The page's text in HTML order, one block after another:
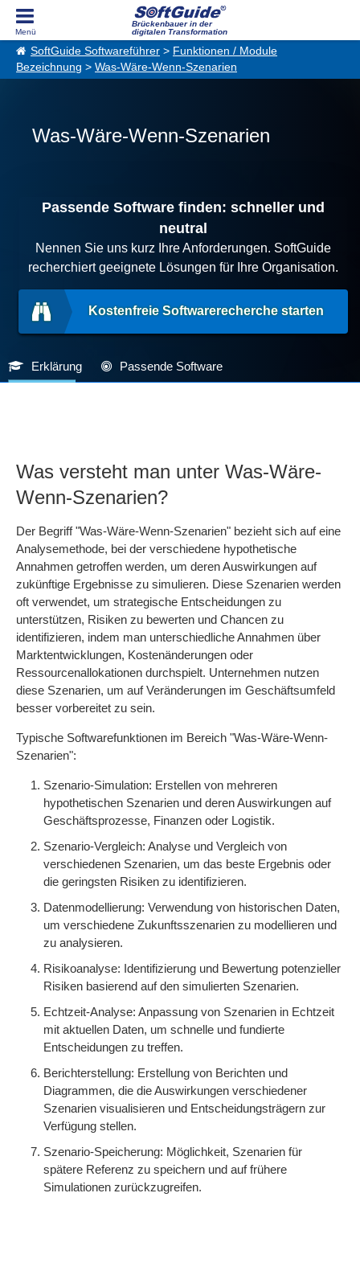
Brückenbauer in der
digitalen Transformation
SoftGuide Softwareführer > Funktionen / Module
Bezeichnung > Was-Wäre-Wenn-Szenarien
Was-Wäre-Wenn-Szenarien
Passende Software finden: schneller und
neutral
Nennen Sie uns kurz Ihre Anforderungen. SoftGuide
recherchiert geeignete Lösungen für Ihre Organisation.
Kostenfreie Softwarerecherche starten
Erklärung Passende Software
Was versteht man unter Was-Wäre-
Wenn-Szenarien?
Der Begriff "Was-Wäre-Wenn-Szenarien" bezieht sich auf eine
Analysemethode, bei der verschiedene hypothetische
Annahmen getroffen werden, um deren Auswirkungen auf
zukünftige Ergebnisse zu simulieren. Diese Szenarien werden
oft verwendet, um strategische Entscheidungen zu
unterstützen, Risiken zu bewerten und Chancen zu
identifizieren, indem man unterschiedliche Annahmen über
Marktentwicklungen, Kostenänderungen oder
Ressourcenallokationen durchspielt. Unternehmen nutzen
diese Szenarien, um auf Veränderungen im Geschäftsumfeld
besser vorbereitet zu sein.
Typische Softwarefunktionen im Bereich "Was-Wäre-Wenn-
Szenarien":
Szenario-Simulation: Erstellen von mehreren
hypothetischen Szenarien und deren Auswirkungen auf
Geschäftsprozesse, Finanzen oder Logistik.
Szenario-Vergleich: Analyse und Vergleich von
verschiedenen Szenarien, um das beste Ergebnis oder
die geringsten Risiken zu identifizieren.
Datenmodellierung: Verwendung von historischen Daten,
um verschiedene Zukunftsszenarien zu modellieren und
zu analysieren.
Risikoanalyse: Identifizierung und Bewertung potenzieller
Risiken basierend auf den simulierten Szenarien.
Echtzeit-Analyse: Anpassung von Szenarien in Echtzeit
mit aktuellen Daten, um schnelle und fundierte
Entscheidungen zu treffen.
Berichterstellung: Erstellung von Berichten und
Diagrammen, die die Auswirkungen verschiedener
Szenarien visualisieren und Entscheidungsträgern zur
Verfügung stellen.
Szenario-Speicherung: Möglichkeit, Szenarien für
spätere Referenz zu speichern und auf frühere
Simulationen zurückzugreifen.